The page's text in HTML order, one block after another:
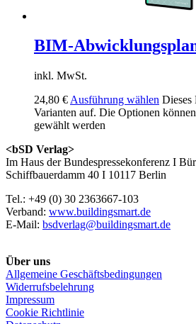
BIM-
inkl. MwSt.
24,80 € Ausführung wählen Dieses
Varianten auf. Die Optionen
gewählt werden
<bSD Verlag>
Im Haus der Bundespressekonferenz I
Schiffbauerdamm 40 I 10117 Berlin
Tel.: +49 (0) 30 2363667-103
Verband: www.buildingsmart.de
E-Mail: bsdverlag@buildingsmart.de
Über uns
Allgemeine Geschäftsbedingungen
Widerrufsbelehrung
Impressum
Cookie Richtlinie